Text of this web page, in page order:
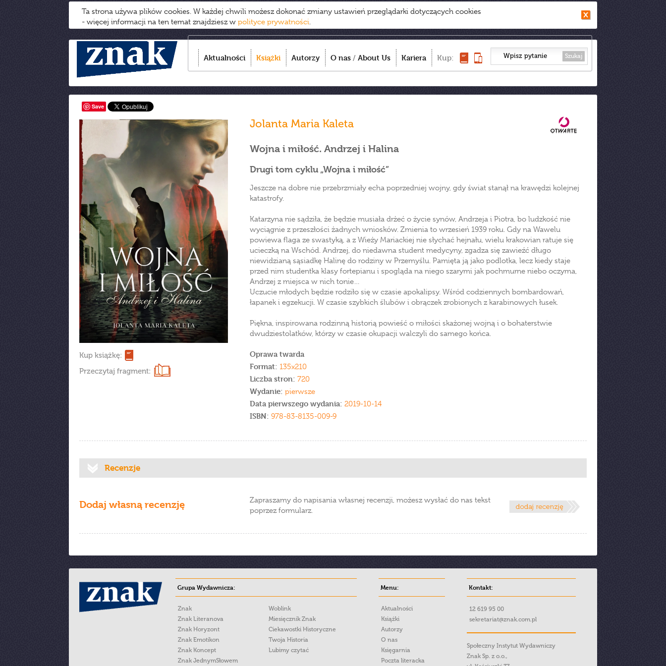
Ta strona używa plików cookies. W każdej chwili możesz dokonać zmiany ustawień przeglądarki dotyczących cookies
- więcej informacji na ten temat znajdziesz w polityce prywatności.
Aktualności Książki Autorzy O nas / About Us Kariera Kup: Szukaj
Save
Kup książkę:
Przeczytaj fragment:
Jolanta Maria Kaleta
Wojna i miłość. Andrzej i Halina
Drugi tom cyklu „Wojna i miłość”
Jeszcze na dobre nie przebrzmiały echa poprzedniej wojny, gdy świat stanął na krawędzi kolejnej
katastrofy.
Katarzyna nie sądziła, że będzie musiała drżeć o życie synów, Andrzeja i Piotra, bo ludzkość nie
wyciągnie z przeszłości żadnych wniosków. Zmienia to wrzesień 1939 roku. Gdy na Wawelu
powiewa flaga ze swastyką, a z Wieży Mariackiej nie słychać hejnału, wielu krakowian ratuje się
ucieczką na Wschód. Andrzej, do niedawna student medycyny, zgadza się zawieźć długo
niewidzianą sąsiadkę Halinę do rodziny w Przemyślu. Pamięta ją jako podlotka, lecz kiedy staje
przed nim studentka klasy fortepianu i spogląda na niego szarymi jak pochmurne niebo oczyma,
Andrzej z miejsca w nich tonie…
Uczucie młodych będzie rodziło się w czasie apokalipsy. Wśród codziennych bombardowań,
łapanek i egzekucji. W czasie szybkich ślubów i obrączek zrobionych z karabinowych łusek.
Piękna, inspirowana rodzinną historią powieść o miłości skażonej wojną i o bohaterstwie
dwudziestolatków, którzy w czasie okupacji walczyli do samego końca.
Oprawa twarda
Format: 135x210
Liczba stron: 720
Wydanie: pierwsze
Data pierwszego wydania: 2019-10-14
ISBN: 978-83-8135-009-9
Recenzje
Dodaj własną recenzję
Zapraszamy do napisania własnej recenzji, możesz wysłać do nas tekst
poprzez formularz.
Grupa Wydawnicza:
Znak
Znak Literanova
Znak Horyzont
Znak Emotikon
Znak Koncept
Znak JednymSłowem
Woblink
Miesięcznik Znak
Ciekawostki Historyczne
Twoja Historia
Lubimy czytać
Menu:
Aktualności
Książki
Autorzy
O nas
Księgarnia
Poczta literacka
Kontakt:
12 619 95 00
sekretariat@znak.com.pl
Społeczny Instytut Wydawniczy
Znak Sp. z o.o.,